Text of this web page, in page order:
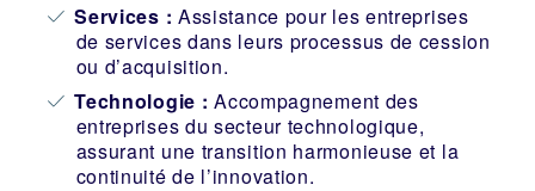
Services : Assistance pour les entreprises
de services dans leurs processus de cession
ou d’acquisition.
Technologie : Accompagnement des
entreprises du secteur technologique,
assurant une transition harmonieuse et la
continuité de l’innovation.